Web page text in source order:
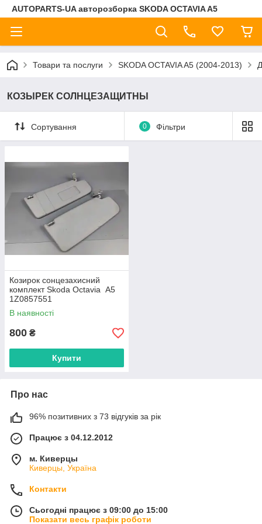
AUTOPARTS-UA авторозборка SKODA OCTAVIA A5
Товари та послуги SKODA OCTAVIA A5 (2004-2013)
КОЗЫРЕК СОЛНЦЕЗАЩИТНЫ
Сортування 0 Фільтри
Козирок сонцезахисний
комплект Skoda Octavia А5
1Z0857551
В наявності
800 ₴
Купити
Про нас
96% позитивних з 73 відгуків за рік
Працює з 04.12.2012
м. Киверцы
Киверцы, Україна
Контакти
Сьогодні працює з 09:00 до 15:00
Показати весь графік роботи